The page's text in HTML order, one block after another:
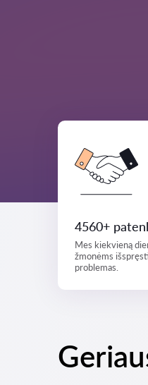
4560+
Mes kiekvieną
žmonėms
problemas.